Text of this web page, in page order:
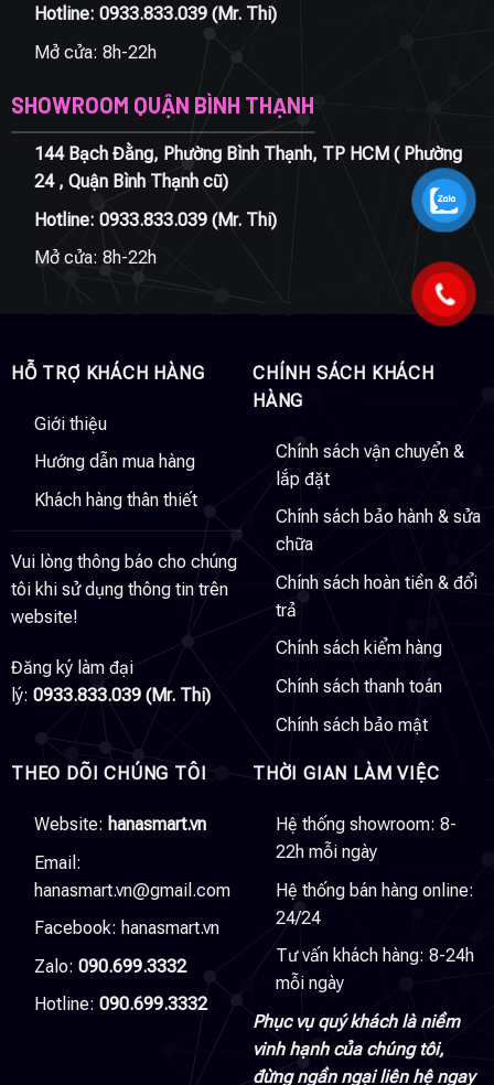
Hotline: 0933.833.039(Mr. Thi)
Mở cửa: 8h-22h
SHOWROOM QUẬN BÌNH THẠNH
144 Bạch Đằng, Phường Bình Thạnh, TP HCM ( Phường
24 , Quận Bình Thạnh cũ)
Hotline: 0933.833.039(Mr. Thi)
Mở cửa: 8h-22h
HỖ TRỢ KHÁCH HÀNG
Giới thiệu
Hướng dẫn mua hàng
Khách hàng thân thiết
Vui lòng thông báo cho chúng
tôi khi sử dụng thông tin trên
website!
Đăng ký làm đại
lý: 0933.833.039 (Mr. Thi)
CHÍNH SÁCH KHÁCH
HÀNG
Chính sách vận chuyển &
lắp đặt
Chính sách bảo hành & sửa
chữa
Chính sách hoàn tiền & đổi
trả
Chính sách kiểm hàng
Chính sách thanh toán
Chính sách bảo mật
THEO DÕI CHÚNG TÔI
Website: hanasmart.vn
Email:
hanasmart.vn@gmail.com
Facebook: hanasmart.vn
Zalo: 090.699.3332
Hotline: 090.699.3332
THỜI GIAN LÀM VIỆC
Hệ thống showroom: 8-
22h mỗi ngày
Hệ thống bán hàng online:
24/24
Tư vấn khách hàng: 8-24h
mỗi ngày
Phục vụ quý khách là niềm
vinh hạnh của chúng tôi,
đừng ngần ngại liên hệ ngay